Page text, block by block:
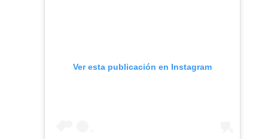
Ver esta publicación en Instagram